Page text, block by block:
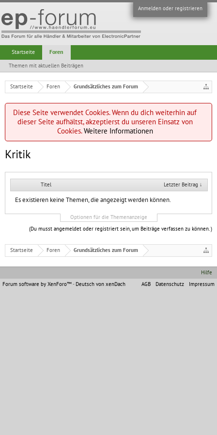
Anmelden oder registrieren
Startseite Foren Grundsätzliches zum Forum
Diese Seite verwendet Cookies. Wenn du dich weiterhin auf
dieser Seite aufhältst, akzeptierst du unseren Einsatz von
Cookies.Weitere Informationen
Kritik
Titel Letzter Beitrag ↓
Es existieren keine Themen, die angezeigt werden können.
Optionen für die Themenanzeige
(Du musst angemeldet oder registriert sein, um Beiträge verfassen zu können. )
Startseite Foren Grundsätzliches zum Forum
Startseite Foren
Themen mit aktuellen Beiträgen
Hilfe
AGB
Datenschutz Impressum
Forum software by XenForo™- Deutsch von xenDach